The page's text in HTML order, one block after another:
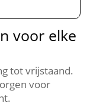
voor elke
tot vrijstaand.
voor